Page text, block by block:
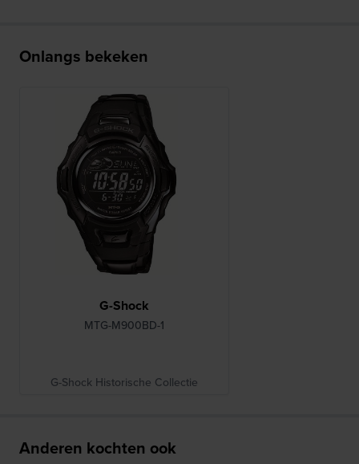
Onlangs bekeken
G-Shock
MTG-M900BD-1
G-Shock Historische Collectie
Anderen kochten ook